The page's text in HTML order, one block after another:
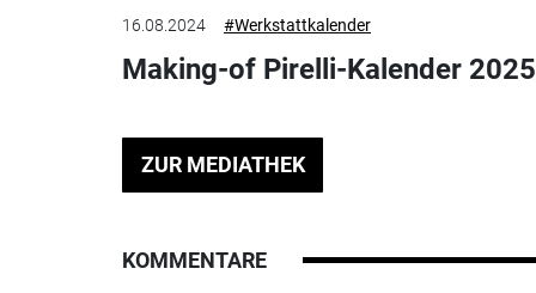
16.08.2024 #Werkstattkalender
Making-of Pirelli-Kalender 2025
ZUR MEDIATHEK
KOMMENTARE